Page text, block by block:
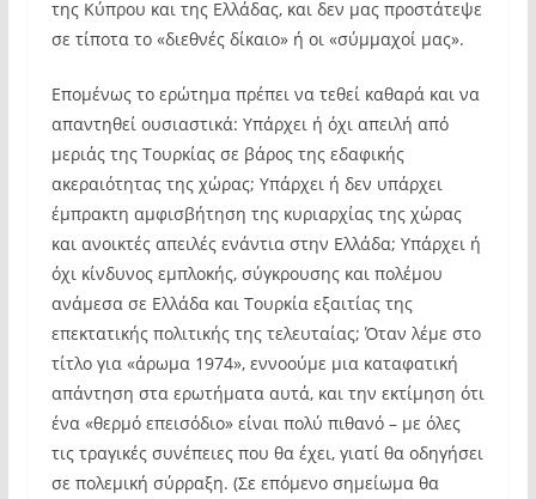
της Κύπρου και της Ελλάδας, και δεν μας προστάτεψε
σε τίποτα το «διεθνές δίκαιο» ή οι «σύμμαχοί μας».
Επομένως το ερώτημα πρέπει να τεθεί καθαρά και να
απαντηθεί ουσιαστικά: Υπάρχει ή όχι απειλή από
μεριάς της Τουρκίας σε βάρος της εδαφικής
ακεραιότητας της χώρας; Υπάρχει ή δεν υπάρχει
έμπρακτη αμφισβήτηση της κυριαρχίας της χώρας
και ανοικτές απειλές ενάντια στην Ελλάδα; Υπάρχει ή
όχι κίνδυνος εμπλοκής, σύγκρουσης και πολέμου
ανάμεσα σε Ελλάδα και Τουρκία εξαιτίας της
επεκτατικής πολιτικής της τελευταίας; Όταν λέμε στο
τίτλο για «άρωμα 1974», εννοούμε μια καταφατική
απάντηση στα ερωτήματα αυτά, και την εκτίμηση ότι
ένα «θερμό επεισόδιο» είναι πολύ πιθανό – με όλες
τις τραγικές συνέπειες που θα έχει, γιατί θα οδηγήσει
σε πολεμική σύρραξη. (Σε επόμενο σημείωμα θα